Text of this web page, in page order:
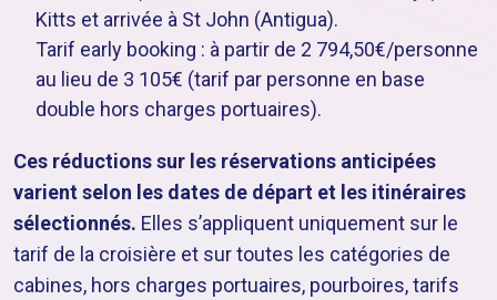
Kitts et arrivée à St John (Antigua).
Tarif early booking : à partir de 2 794,50€/personne
au lieu de 3 105€ (tarif par personne en base
double hors charges portuaires).
Ces réductions sur les réservations anticipées
varient selon les dates de départ et les itinéraires
sélectionnés. Elles s’appliquent uniquement sur le
tarif de la croisière et sur toutes les catégories de
cabines, hors charges portuaires, pourboires, tarifs